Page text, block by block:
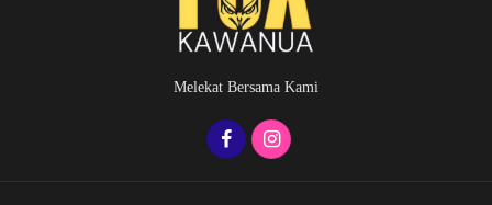
Melekat Bersama Kami